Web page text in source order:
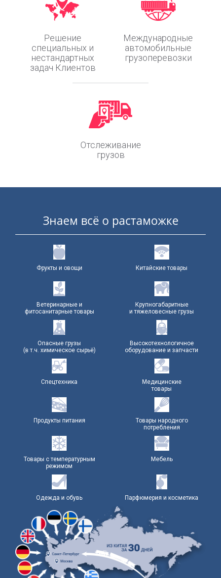
Решение
специальных и
нестандартных
задач Клиентов
Международные
автомобильные
грузоперевозки
Отслеживание
грузов
Знаем всё о растаможке
Фрукты и овощи Китайские товары
Ветеринарные и
фитосанитарные товары
Крупногабаритные
и тяжеловесные грузы
Опасные грузы
(в т.ч. химическое сырьё)
Высокотехнологичное
оборудование и запчасти
Спецтехника
Медицинские
товары
Продукты питания
Товары народного
потребления
Товары с температурным
режимом
Мебель
Одежда и обувь Парфюмерия и косметика